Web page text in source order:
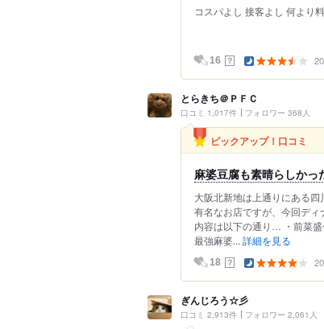
コスパよし 接客よし 何より
16 ？
とらきち＠ＰＦＣ
口コミ 1,017件 フォロワー 368人
ピックアップ！口コミ
麻婆豆腐も素晴らしかっ
大阪北新地は上通りにある
有名なお店ですが、今回ディ
内容は以下の通り… ・前菜盛
最強麻婆... 詳細を見る
18 ？
ぎんじろう☆彡
口コミ 2,913件 フォロワー 2,061人